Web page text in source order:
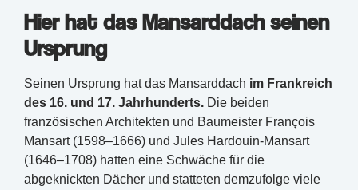
Hier hat das Mansarddach seinen
Ursprung
Seinen Ursprung hat das Mansarddach im Frankreich
des 16. und 17. Jahrhunderts. Die beiden
französischen Architekten und Baumeister François
Mansart (1598–1666) und Jules Hardouin-Mansart
(1646–1708) hatten eine Schwäche für die
abgeknickten Dächer und statteten demzufolge viele